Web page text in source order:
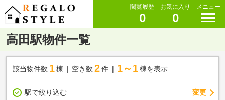
閲覧履歴
0
お気に入り
0
メニュー
高田駅物件一覧
該当物件数 1棟 空き数 2 件 1～1 棟を表示
駅で絞り込む 変更